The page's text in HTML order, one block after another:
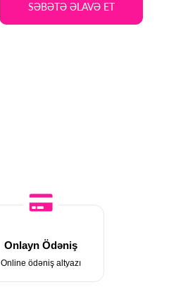
SƏBƏTƏ ƏLAVƏ ET
Onlayn Ödəniş
Online ödəniş altyazı